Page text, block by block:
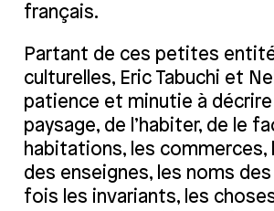
français.
Partant de ces petites
culturelles, Eric Tabuchi et
patience et minutie à
paysage, de l’habiter, de le
habitations, les
des enseignes, les noms
fois les invariants, les